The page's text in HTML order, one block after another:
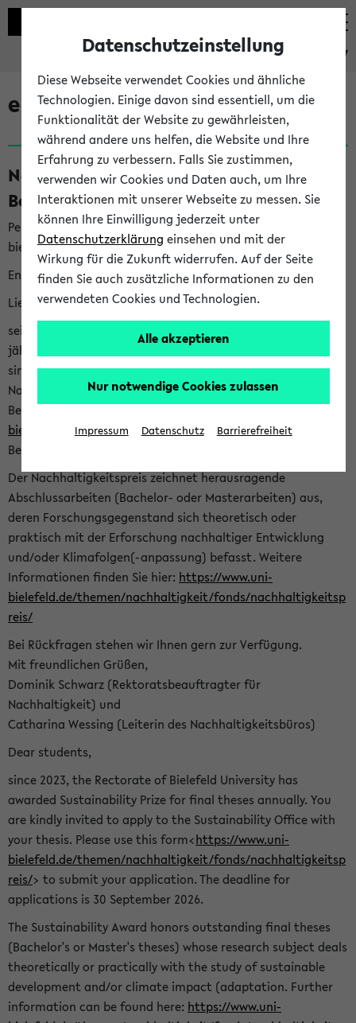
eKVV
eKVV News
Nachhaltigkeitspreis 2026:
Bewerbungsphase gestartet (06.08.26)
Per E-Mail eingestellt von nachhaltigkeitsbuero@uni-
bielefeld.de an den Verteiler 'Alle Studierenden':
English version below
Liebe Studierende,
seit 2023 verleiht das Rektorat der Universität Bielefeld
jährlich den Nachhaltigkeitspreis für Abschlussarbeiten. Sie
sind herzlich eingeladen sich mit Ihrer Abschlussarbeit beim
Nachhaltigkeitsbüro zu bewerben. Bitte nutzen Sie für Ihre
Bewerbung dieses Formular<https://formulare.uni-
bielefeld.de/frontend-server/form/provide/913/>. Die
Bewerbungsfrist endet am 30.09.2026.
Der Nachhaltigkeitspreis zeichnet herausragende
Abschlussarbeiten (Bachelor- oder Masterarbeiten) aus,
deren Forschungsgegenstand sich theoretisch oder
praktisch mit der Erforschung nachhaltiger Entwicklung
und/oder Klimafolgen(-anpassung) befasst. Weitere
Informationen finden Sie hier: https://www.uni-
bielefeld.de/themen/nachhaltigkeit/fonds/nachhaltigkeitsp
reis/
Bei Rückfragen stehen wir Ihnen gern zur Verfügung.
Mit freundlichen Grüßen,
Dominik Schwarz (Rektoratsbeauftragter für
Nachhaltigkeit) und
Catharina Wessing (Leiterin des Nachhaltigkeitsbüros)
Dear students,
since 2023, the Rectorate of Bielefeld University has
awarded Sustainability Prize for final theses annually. You
are kindly invited to apply to the Sustainability Office with
your thesis. Please use this form<https://www.uni-
bielefeld.de/themen/nachhaltigkeit/fonds/nachhaltigkeitsp
reis/> to submit your application. The deadline for
applications is 30 September 2026.
The Sustainability Award honors outstanding final theses
(Bachelor's or Master's theses) whose research subject deals
theoretically or practically with the study of sustainable
development and/or climate impact (adaptation. Further
information can be found here: https://www.uni-
Datenschutzeinstellung
Diese Webseite verwendet Cookies und ähnliche
Technologien. Einige davon sind essentiell, um die
Funktionalität der Website zu gewährleisten,
während andere uns helfen, die Website und Ihre
Erfahrung zu verbessern. Falls Sie zustimmen,
verwenden wir Cookies und Daten auch, um Ihre
Interaktionen mit unserer Webseite zu messen. Sie
können Ihre Einwilligung jederzeit unter
Datenschutzerklärung einsehen und mit der
Wirkung für die Zukunft widerrufen. Auf der Seite
finden Sie auch zusätzliche Informationen zu den
verwendeten Cookies und Technologien.
Alle akzeptieren
Nur notwendige Cookies zulassen
Impressum Datenschutz Barrierefreiheit